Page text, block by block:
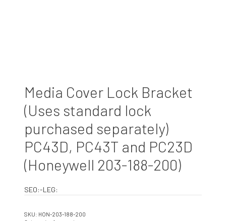
Media Cover Lock Bracket
(Uses standard lock
purchased separately)
PC43D, PC43T and PC23D
(Honeywell 203-188-200)
SEO:-LEG:
SKU: HON-203-188-200